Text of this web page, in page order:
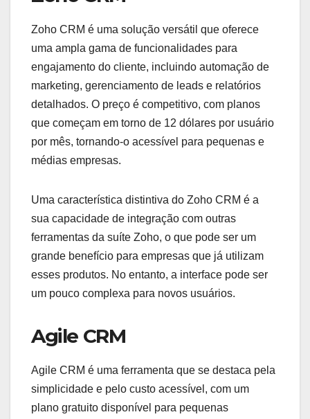
Zoho CRM é uma solução versátil que oferece
uma ampla gama de funcionalidades para
engajamento do cliente, incluindo automação de
marketing, gerenciamento de leads e relatórios
detalhados. O preço é competitivo, com planos
que começam em torno de 12 dólares por usuário
por mês, tornando-o acessível para pequenas e
médias empresas.
Uma característica distintiva do Zoho CRM é a
sua capacidade de integração com outras
ferramentas da suíte Zoho, o que pode ser um
grande benefício para empresas que já utilizam
esses produtos. No entanto, a interface pode ser
um pouco complexa para novos usuários.
Agile CRM
Agile CRM é uma ferramenta que se destaca pela
simplicidade e pelo custo acessível, com um
plano gratuito disponível para pequenas